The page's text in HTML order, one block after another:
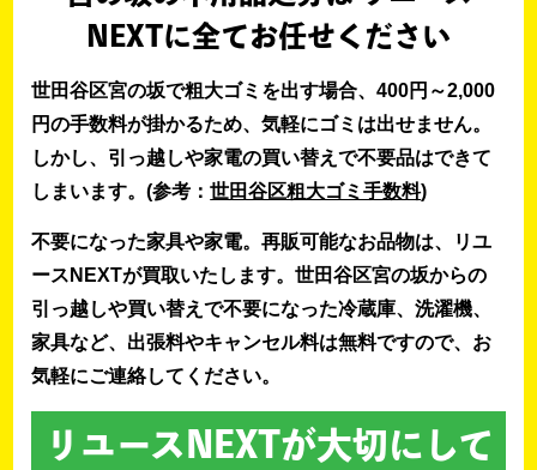
NEXTに全てお任せください
世田谷区宮の坂で粗大ゴミを出す場合、400円～2,000
円の手数料が掛かるため、気軽にゴミは出せません。
しかし、引っ越しや家電の買い替えで不要品はできて
しまいます。(参考：世田谷区粗大ゴミ手数料)
不要になった家具や家電。再販可能なお品物は、リユ
ースNEXTが買取いたします。世田谷区宮の坂からの
引っ越しや買い替えで不要になった冷蔵庫、洗濯機、
家具など、出張料やキャンセル料は無料ですので、お
気軽にご連絡してください。
リユースNEXTが大切にして